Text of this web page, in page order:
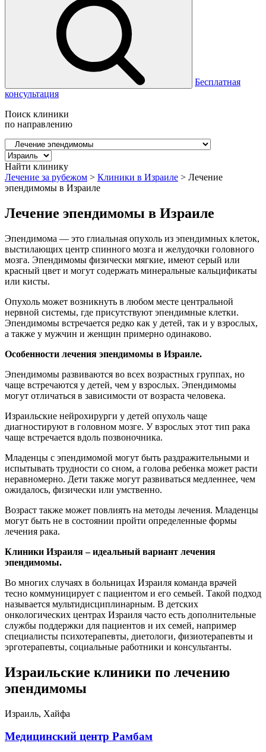
Бесплатная
консультация
Поиск клиники
по направлению
Найти клинику
Лечение за рубежом > Клиники в Израиле > Лечение
эпендимомы в Израиле
Лечение эпендимомы в Израиле
Эпендимома — это глиальная опухоль из эпендимных клеток,
выстилающих центр спинного мозга и желудочки головного
мозга. Эпендимомы физически мягкие, имеют серый или
красный цвет и могут содержать минеральные кальцификаты
или кисты.
Опухоль может возникнуть в любом месте центральной
нервной системы, где присутствуют эпендимные клетки.
Эпендимомы встречается редко как у детей, так и у взрослых,
а также у мужчин и женщин примерно одинаково.
Особенности лечения эпендимомы в Израиле.
Эпендимомы развиваются во всех возрастных группах, но
чаще встречаются у детей, чем у взрослых. Эпендимомы
могут отличаться в зависимости от возраста человека.
Израильские нейрохирурги у детей опухоль чаще
диагностируют в головном мозге. У взрослых этот тип рака
чаще встречается вдоль позвоночника.
Младенцы с эпендимомой могут быть раздражительными и
испытывать трудности со сном, а голова ребенка может расти
неравномерно. Дети также могут развиваться медленнее, чем
ожидалось, физически или умственно.
Возраст также может повлиять на методы лечения. Младенцы
могут быть не в состоянии пройти определенные формы
лечения рака.
Клиники Израиля – идеальный вариант лечения
эпендимомы.
Во многих случаях в больницах Израиля команда врачей
тесно коммуницирует с пациентом и его семьей. Такой подход
называется мультидисциплинарным. В детских
онкологических центрах Израиля часто есть дополнительные
службы поддержки для пациентов и их семей, например
специалисты психотерапевты, диетологи, физиотерапевты и
эрготерапевты, социальные работники и консультанты.
Израильские клиники по лечению
эпендимомы
Израиль, Хайфа
Медицинский центр Рамбам